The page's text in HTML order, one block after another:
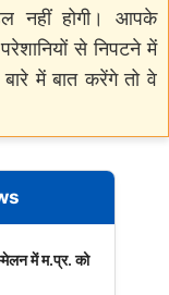
नहीं होगी। आपके
से निपटने में
में बात करेंगे तो वे
में म.प्र. को